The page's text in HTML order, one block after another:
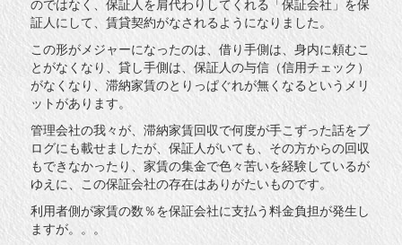
のではなく、保証人を肩代わりしてくれる「保証会社」を保
証人にして、賃貸契約がなされるようになりました。
この形がメジャーになったのは、借り手側は、身内に頼むこ
とがなくなり、貸し手側は、保証人の与信（信用チェック）
がなくなり、滞納家賃のとりっぱぐれが無くなるというメリ
ットがあります。
管理会社の我々が、滞納家賃回収で何度が手こずった話をブ
ログにも載せましたが、保証人がいても、その方からの回収
もできなかったり、家賃の集金で色々苦いを経験しているが
ゆえに、この保証会社の存在はありがたいものです。
利用者側が家賃の数％を保証会社に支払う料金負担が発生し
ますが。。。